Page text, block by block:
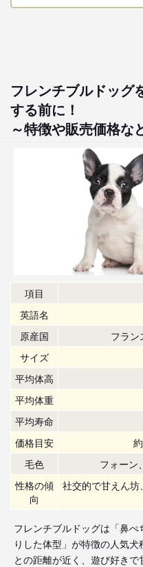
フレンチブルドッグ
する前に！
～特徴や販売価格な
項目
英語名
原産国
フラン
サイズ
平均体高
平均体重
平均寿命
価格目安
毛色
フォーン
性格の傾
向
社交的で甘えん
フレンチブルドッグは「鼻
りした体型」が特徴の人気
との距離が近く、遊び好き